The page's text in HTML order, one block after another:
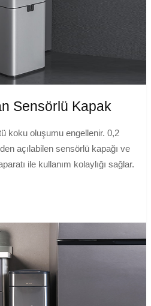
Sensörlü Kapak
koku oluşumu engellenir. 0,2
açılabilen sensörlü kapağı ve
ile kullanım kolaylığı sağlar.